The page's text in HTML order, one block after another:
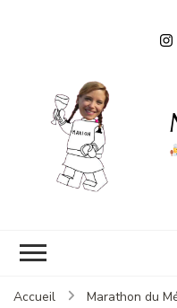
Accueil
Marathon du